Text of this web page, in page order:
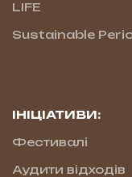
LIFE
Sustainable
ІНІЦІАТИВИ:
Фестивалі
Аудити відходів